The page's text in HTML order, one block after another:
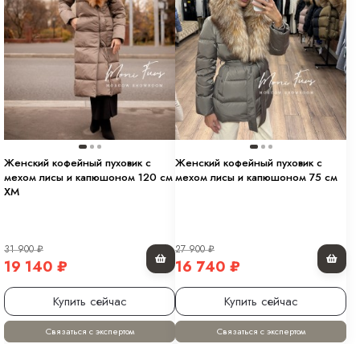
Женский кофейный пуховик с
мехом лисы и капюшоном 120 см
XM
31 900₽
19 140 ₽
Купить сейчас
Связаться с экспертом
Женский кофейный пуховик с
мехом лисы и капюшоном 75 см
27 900₽
16 740 ₽
Купить сейчас
Связаться с экспертом